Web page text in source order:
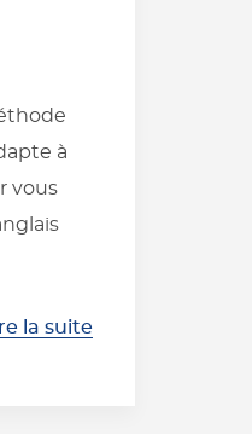
à
vous
la suite